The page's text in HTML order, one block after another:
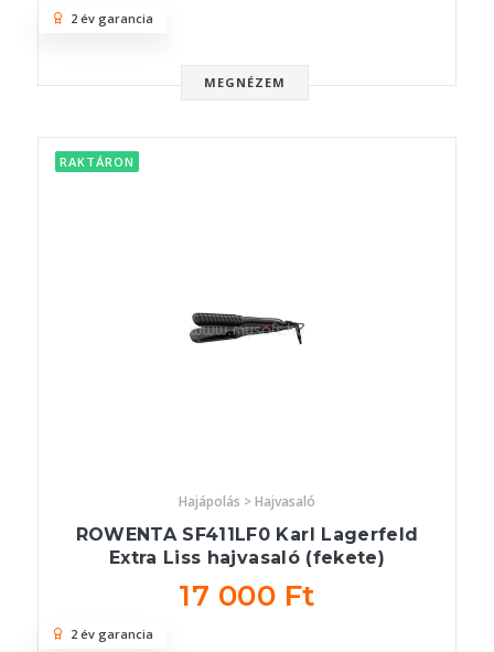
MEGNÉZEM
2 év garancia
RAKTÁRON
Hajápolás > Hajvasaló
ROWENTA SF411LF0 Karl Lagerfeld
Extra Liss hajvasaló (fekete)
17 000 Ft
2 év garancia